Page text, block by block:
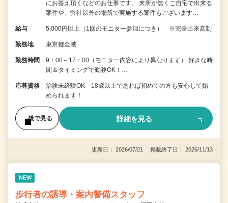
にお答え頂くなどのお仕事です。 来所が無くご自宅で出来る
案件や、弊社以外の場所で実施する案件もございます…
給与 5,000円以上（1回のモニター参加につき） ※完全出来高制
勤務地 東京都全域
勤務時間
9：00～17：00（モニター内容により異なります） 好きな時
間＆タイミングで勤務OK！…
応募資格
治験未経験OK 18歳以上であれば初めての方も安心して始
められます！
後で見る 詳細を見る
更新日： 2026/07/21 掲載終了日： 2026/11/13
NEW
歩行者の誘導・案内警備スタッフ